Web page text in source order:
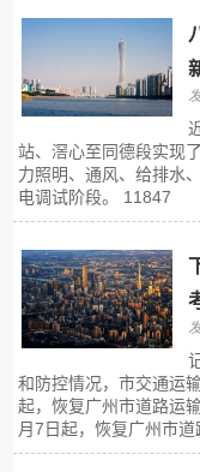
站、滘心至同德段实现
力照明、通风、给排水
电调试阶段。 11847
和防控情况，市交通运
起，恢复广州市道路运
月7日起，恢复广州市道